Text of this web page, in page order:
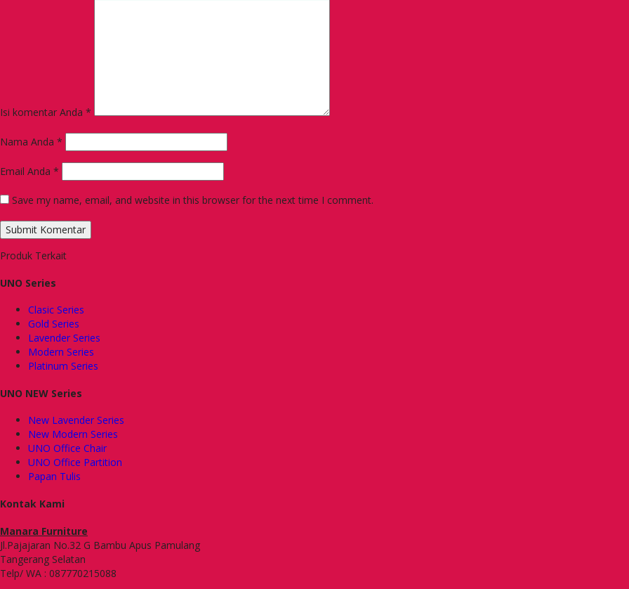
Isi komentar Anda *
Nama Anda *
Email Anda *
Save my name, email, and website in this browser for the next time I comment.
Produk Terkait
UNO Series
Clasic Series
Gold Series
Lavender Series
Modern Series
Platinum Series
UNO NEW Series
New Lavender Series
New Modern Series
UNO Office Chair
UNO Office Partition
Papan Tulis
Kontak Kami
Manara Furniture
Jl.Pajajaran No.32 G Bambu Apus Pamulang
Tangerang Selatan
Telp/ WA : 087770215088